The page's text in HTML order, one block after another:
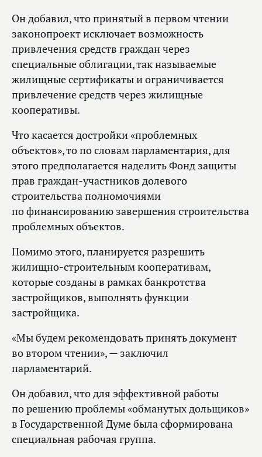
Он добавил, что принятый в первом чтении
законопроект исключает возможность
привлечения средств граждан через
специальные облигации, так называемые
жилищные сертификаты и ограничивается
привлечение средств через жилищные
кооперативы.
Что касается достройки «проблемных
объектов», то по словам парламентария, для
этого предполагается наделить Фонд защиты
прав граждан-участников долевого
строительства полномочиями
по финансированию завершения строительства
проблемных объектов.
Помимо этого, планируется разрешить
жилищно-строительным кооперативам,
которые созданы в рамках банкротства
застройщиков, выполнять функции
застройщика.
«Мы будем рекомендовать принять документ
во втором чтении», — заключил
парламентарий.
Он добавил, что для эффективной работы
по решению проблемы «обманутых дольщиков»
в Государственной Думе была сформирована
специальная рабочая группа.